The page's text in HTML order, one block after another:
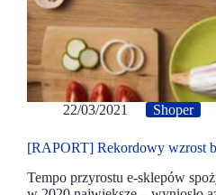
22/03/2021 Shoper
[RAPORT] Rekordowy wzrost
Tempo przyrostu e-sklepów